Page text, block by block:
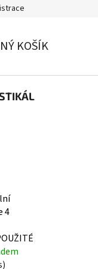
KOŠÍK
4